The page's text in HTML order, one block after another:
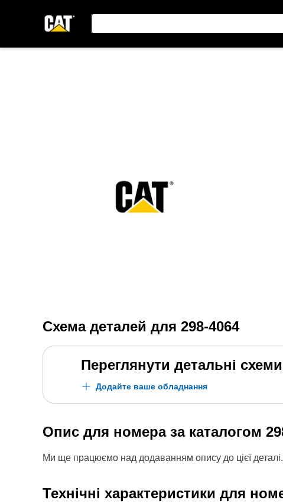
Схема деталей для 298-4064
Переглянути детальні
Додайте ваше обладнання
Опис для номера за каталогом
Ми ще працюємо над додаванням опису до цієї деталі.
Технічні характеристики для